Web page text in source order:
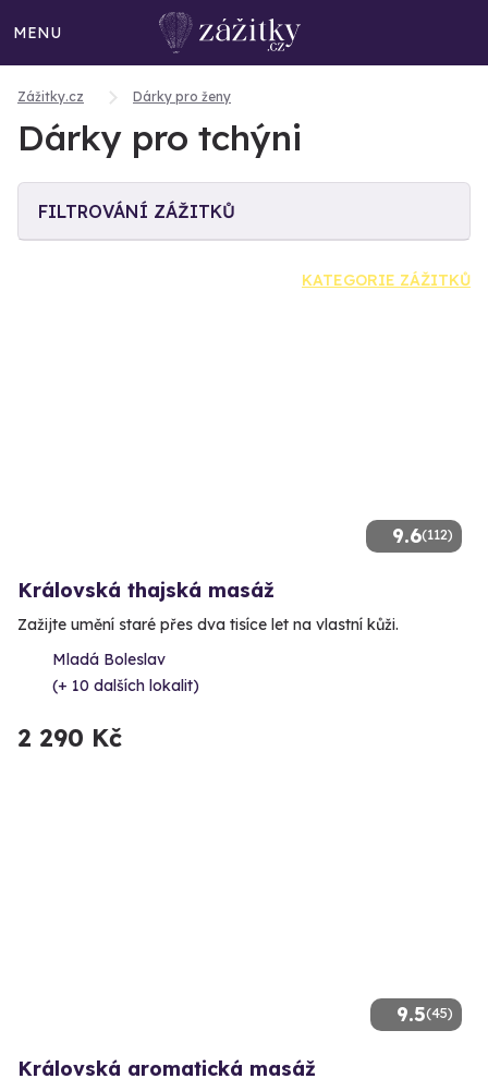
MENU
Zážitky.cz Dárky pro ženy
Dárky pro tchýni
FILTROVÁNÍ ZÁŽITKŮ
KATEGORIE ZÁŽITKŮ
9.6(112)
Královská thajská masáž
Zažijte umění staré přes dva tisíce let na vlastní kůži.
Mladá Boleslav
(+ 10 dalších lokalit)
2 290 Kč
9.5(45)
Královská aromatická masáž